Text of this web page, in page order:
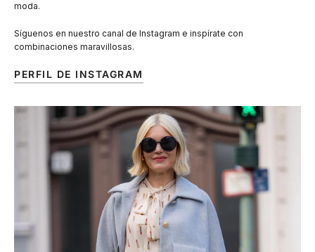
moda.
Síguenos en nuestro canal de Instagram e inspírate con
combinaciones maravillosas.
PERFIL DE INSTAGRAM